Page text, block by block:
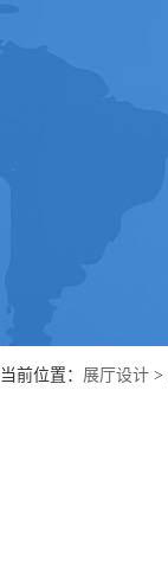
当前位置： 展厅设计 >